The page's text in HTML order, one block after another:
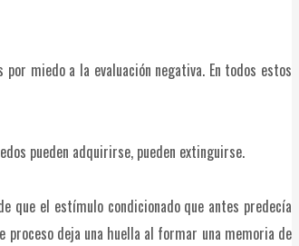
miedo a la evaluación negativa. En todos estos
pueden adquirirse, pueden extinguirse.
que el estímulo condicionado que antes predecía
deja una huella al formar una memoria de